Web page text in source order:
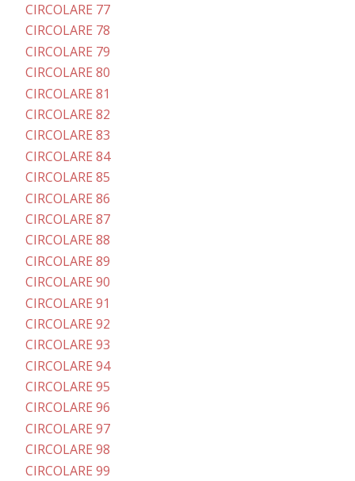
CIRCOLARE 77
CIRCOLARE 78
CIRCOLARE 79
CIRCOLARE 80
CIRCOLARE 81
CIRCOLARE 82
CIRCOLARE 83
CIRCOLARE 84
CIRCOLARE 85
CIRCOLARE 86
CIRCOLARE 87
CIRCOLARE 88
CIRCOLARE 89
CIRCOLARE 90
CIRCOLARE 91
CIRCOLARE 92
CIRCOLARE 93
CIRCOLARE 94
CIRCOLARE 95
CIRCOLARE 96
CIRCOLARE 97
CIRCOLARE 98
CIRCOLARE 99